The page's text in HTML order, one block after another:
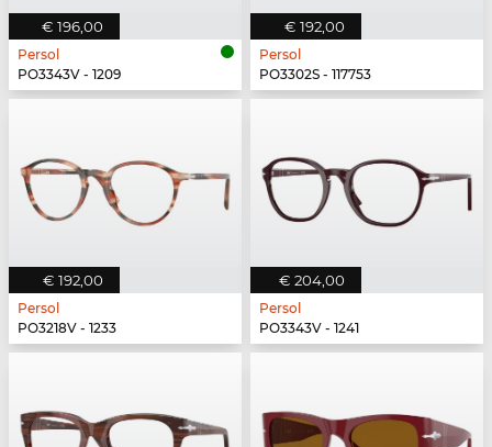
€ 196,00
Persol
PO3343V - 1209
€ 192,00
Persol
PO3302S - 117753
€ 192,00
Persol
PO3218V - 1233
€ 204,00
Persol
PO3343V - 1241